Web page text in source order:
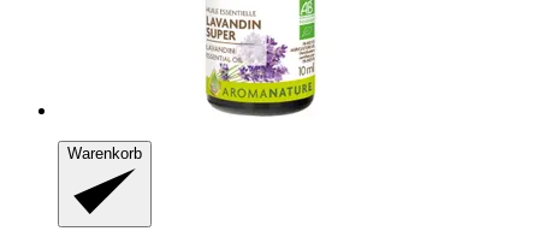
Warenkorb